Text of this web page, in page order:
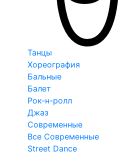
Танцы
Хореография
Бальные
Балет
Рок-н-ролл
Джаз
Современные
Все Современные
Street Dance